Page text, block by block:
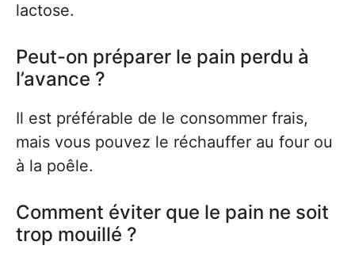
lactose.
Peut-on préparer le pain perdu à
l’avance ?
Il est préférable de le consommer frais,
mais vous pouvez le réchauffer au four ou
à la poêle.
Comment éviter que le pain ne soit
trop mouillé ?